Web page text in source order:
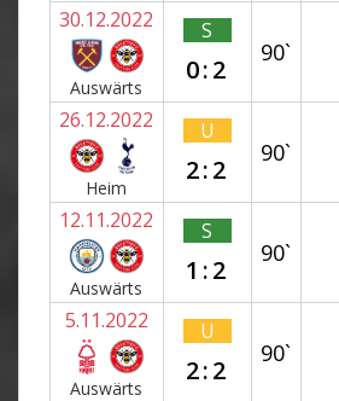
30.12.2022
Auswärts
S
0:2
90`
26.12.2022
Heim
U
2:2
90`
12.11.2022
Auswärts
S
1:2
90`
5.11.2022
Auswärts
U
2:2
90`